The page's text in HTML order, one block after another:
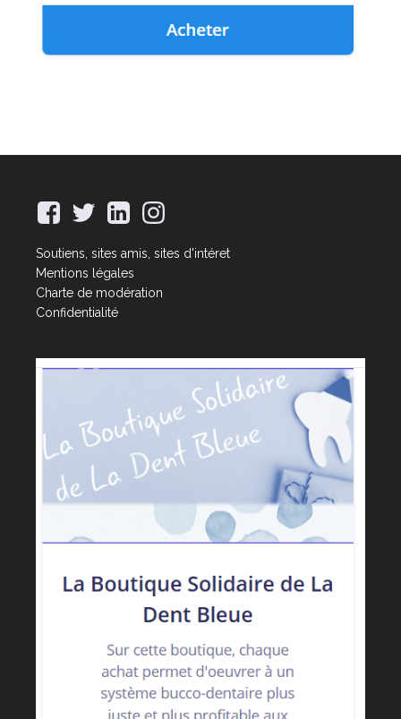
Soutiens, sites amis, sites d'intéret
Mentions légales
Charte de modération
Confidentialité